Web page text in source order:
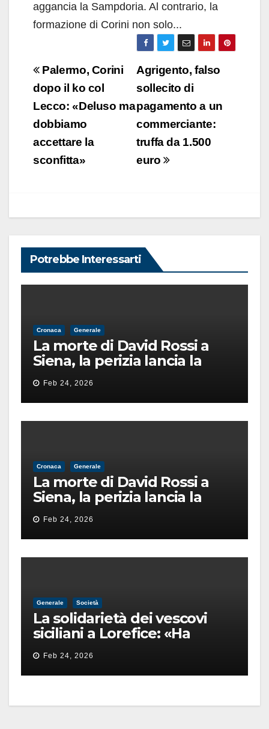
aggancia la Sampdoria. Al contrario, la
formazione di Corini non solo...
Navigazione
articoli
Agrigento, falso
sollecito di
pagamento a un
commerciante:
truffa da 1.500
euro
Palermo, Corini
dopo il ko col
Lecco: «Deluso ma
dobbiamo
accettare la
sconfitta»
Potrebbe Interessarti
Cronaca Generale
La morte di David Rossi a
Siena, la perizia lancia la
pista di un’intimidazione
finita male
Feb 24, 2026
Cronaca Generale
La morte di David Rossi a
Siena, la perizia lancia la
pista di un’intimidazione
finita male
Feb 24, 2026
Generale Società
La solidarietà dei vescovi
siciliani a Lorefice: «Ha
difeso il valore e la dignità
dell’umanità»
Feb 24, 2026